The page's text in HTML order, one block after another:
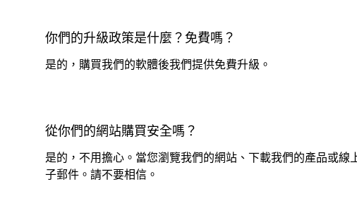
你們的升級政策是什麼？免費嗎？
是的，購買我們的軟體後我們提供免費升級。
從你們的網站購買安全嗎？
是的，不用擔心。當您瀏覽我們的網站、下載我們的產品或
子郵件。請不要相信。